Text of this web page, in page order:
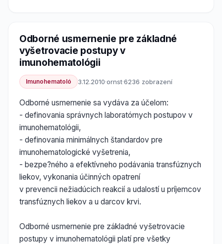
Odborné usmernenie pre základné
vyšetrovacie postupy v
imunohematológii
Imunohematoló 3.12.2010·ornst·6236 zobrazení
Odborné usmernenie sa vydáva za účelom:
- definovania správnych laboratórnych postupov v
imunohematológii,
- definovania minimálnych štandardov pre
imunohematologické vyšetrenia,
- bezpe?ného a efektívneho podávania transfúznych
liekov, vykonania účinných opatrení
v prevencii nežiadúcich reakcií a udalostí u príjemcov
transfúznych liekov a u darcov krvi.
Odborné usmernenie pre základné vyšetrovacie
postupy v imunohematológii platí pre všetky